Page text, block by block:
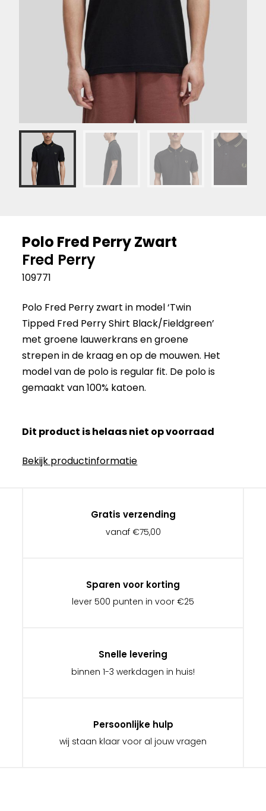
Polo Fred Perry Zwart
Fred Perry
109771
Polo Fred Perry zwart in model ‘Twin
Tipped Fred Perry Shirt Black/Fieldgreen’
met groene lauwerkrans en groene
strepen in de kraag en op de mouwen. Het
model van de polo is regular fit. De polo is
gemaakt van 100% katoen.
Dit product is helaas niet op voorraad
Bekijk productinformatie
Gratis verzending
vanaf €75,00
Sparen voor korting
lever 500 punten in voor €25
Snelle levering
binnen 1-3 werkdagen in huis!
Persoonlijke hulp
wij staan klaar voor al jouw vragen